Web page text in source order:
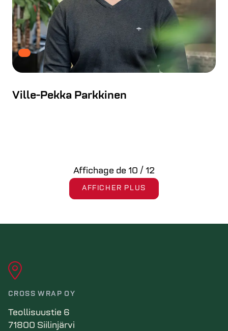
Ville-Pekka Parkkinen
Affichage de 10 / 12
AFFICHER PLUS
CROSS WRAP OY
Teollisuustie 6
71800 Siilinjärvi